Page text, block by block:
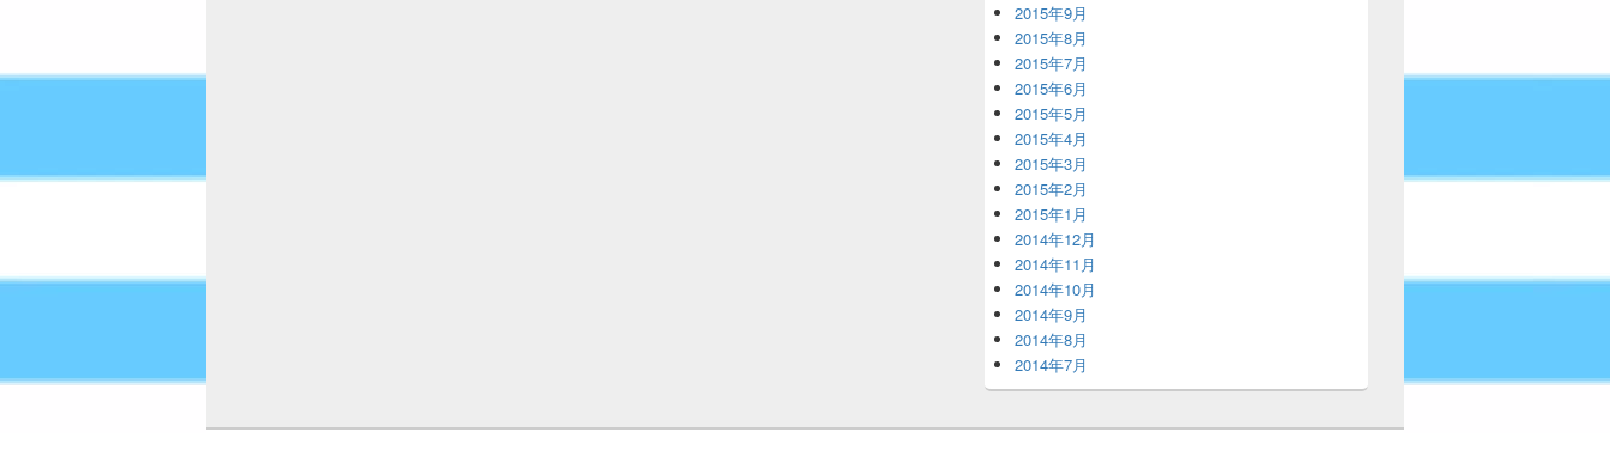
2015年9月
2015年8月
2015年7月
2015年6月
2015年5月
2015年4月
2015年3月
2015年2月
2015年1月
2014年12月
2014年11月
2014年10月
2014年9月
2014年8月
2014年7月